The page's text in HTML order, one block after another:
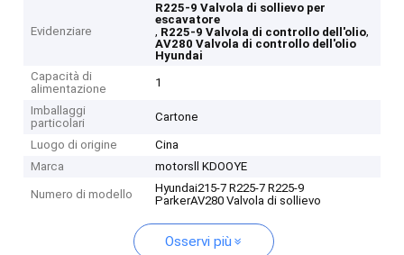
Evidenziare
R225-9 Valvola di sollievo per
escavatore
, R225-9 Valvola di controllo dell'olio,
AV280 Valvola di controllo dell'olio
Hyundai
Capacità di
alimentazione
1
Imballaggi
particolari
Cartone
Luogo di origine
Cina
Marca
motorsll KDOOYE
Numero di modello
Hyundai215-7 R225-7 R225-9
ParkerAV280 Valvola di sollievo
Osservi più